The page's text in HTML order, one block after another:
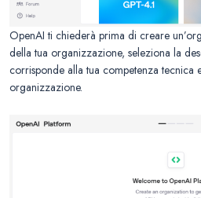
OpenAI ti chiederà prima di creare
della tua organizzazione, seleziona la
corrisponde alla tua competenza tecnica
organizzazione.